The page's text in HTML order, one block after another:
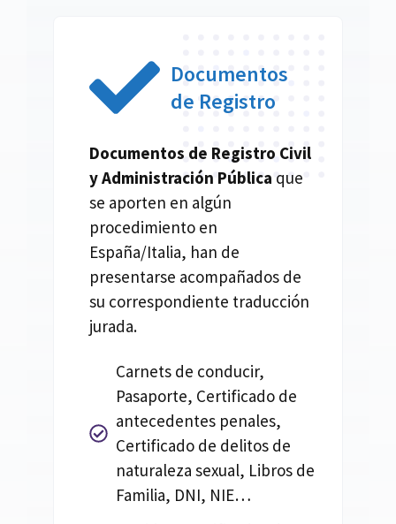
Documentos
de Registro
Documentos de Registro Civil
y Administración Pública que
se aporten en algún
procedimiento en
España/Italia, han de
presentarse acompañados de
su correspondiente traducción
jurada.
Carnets de conducir,
Pasaporte, Certificado de
antecedentes penales,
Certificado de delitos de
naturaleza sexual, Libros de
Familia, DNI, NIE…